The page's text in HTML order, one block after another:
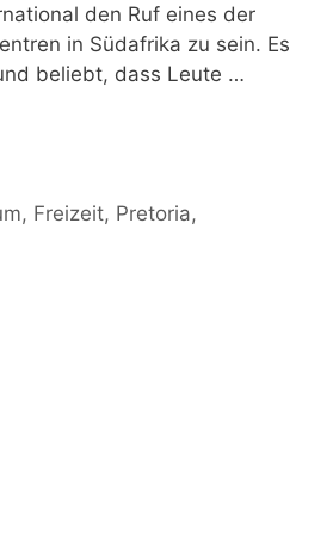
den Ruf eines der
in Südafrika zu sein. Es
beliebt, dass Leute …
, Freizeit, Pretoria,